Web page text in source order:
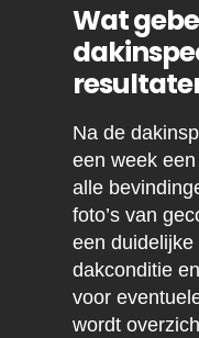
Wat
Na de
een week
alle
foto’s van
een
dakconditie
voor
wordt